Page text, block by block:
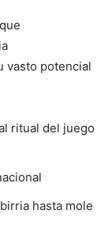
vasto potencial
ritual del juego
hasta mole